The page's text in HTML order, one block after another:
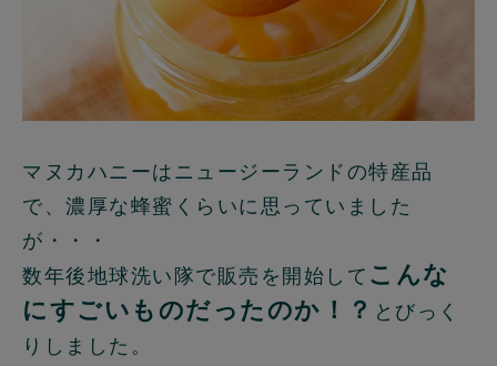
マヌカハニーはニュージーランドの特産品
で、濃厚な蜂蜜くらいに思っていました
が・・・
数年後地球洗い隊で販売を開始して こんな
にすごいものだったのか！？ とびっく
りしました。